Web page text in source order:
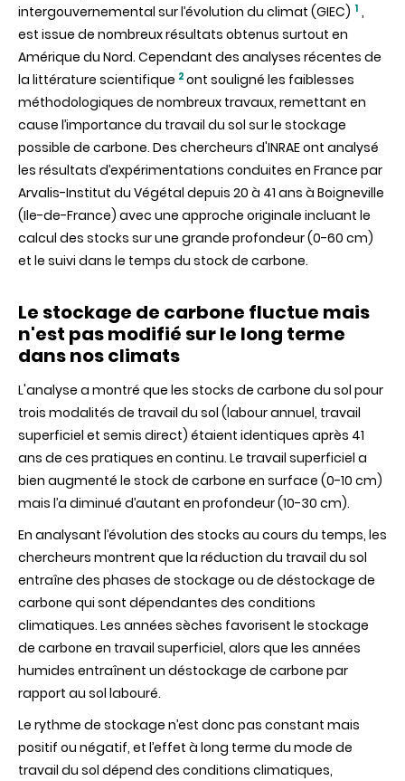
intergouvernemental sur l’évolution du climat (GIEC) 1 ,
est issue de nombreux résultats obtenus surtout en
Amérique du Nord. Cependant des analyses récentes de
la littérature scientifique 2 ont souligné les faiblesses
méthodologiques de nombreux travaux, remettant en
cause l’importance du travail du sol sur le stockage
possible de carbone. Des chercheurs d'INRAE ont analysé
les résultats d’expérimentations conduites en France par
Arvalis-Institut du Végétal depuis 20 à 41 ans à Boigneville
(Ile-de-France) avec une approche originale incluant le
calcul des stocks sur une grande profondeur (0-60 cm)
et le suivi dans le temps du stock de carbone.
Le stockage de carbone fluctue mais
n'est pas modifié sur le long terme
dans nos climats
L'analyse a montré que les stocks de carbone du sol pour
trois modalités de travail du sol (labour annuel, travail
superficiel et semis direct) étaient identiques après 41
ans de ces pratiques en continu. Le travail superficiel a
bien augmenté le stock de carbone en surface (0-10 cm)
mais l’a diminué d’autant en profondeur (10-30 cm).
En analysant l’évolution des stocks au cours du temps, les
chercheurs montrent que la réduction du travail du sol
entraîne des phases de stockage ou de déstockage de
carbone qui sont dépendantes des conditions
climatiques. Les années sèches favorisent le stockage
de carbone en travail superficiel, alors que les années
humides entraînent un déstockage de carbone par
rapport au sol labouré.
Le rythme de stockage n’est donc pas constant mais
positif ou négatif, et l’effet à long terme du mode de
travail du sol dépend des conditions climatiques,